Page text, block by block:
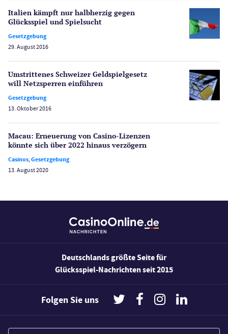
Schlagzeilen
Spiele
Spielerschutz
Sport
Wetten
Wirtschaft
Merkur Casinos
Spielautomaten
Casino Testberichte
Bonus Ohne Einzahlung
Italien kämpft nur halbherzig gegen
Glücksspiel und Spielsucht
Gesetzgebung
29. August 2016
Umstrittenes Schweizer Geldspielgesetz
will Netzsperren einführen
Gesetzgebung
13. Oktober 2016
Macau: Erneuerung von Casino-Lizenzen
könnte sich über 2022 hinaus verzögern
Casinos,Gesetzgebung
13. August 2020
Deutschlands größte Seite für
Glücksspiel-Nachrichten seit 2015
Folgen Sie uns